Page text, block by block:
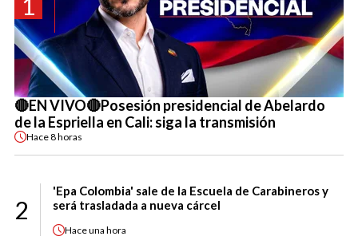
🔴EN VIVO🔴Posesión presidencial de Abelardo
de la Espriella en Cali: siga la transmisión
Hace8 horas
2
'Epa Colombia' sale de la Escuela de Carabineros y
será trasladada a nueva cárcel
Haceuna hora